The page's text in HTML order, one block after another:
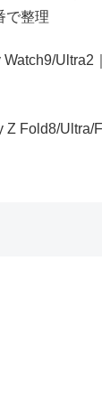
で整理
Watch9/Ultra2
Z Fold8/Ultra/